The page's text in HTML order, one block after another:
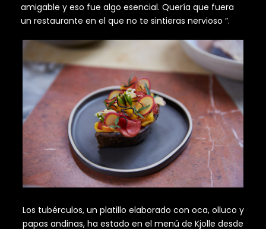
amigable y eso fue algo esencial. Quería que fuera
un restaurante en el que no te sintieras nervioso ”.
Los tubérculos, un platillo elaborado con oca, olluco y
papas andinas, ha estado en el menú de Kjolle desde